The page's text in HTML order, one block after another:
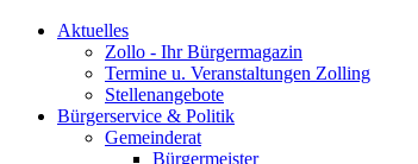
Aktuelles
Zollo - Ihr Bürgermagazin
Termine u. Veranstaltungen Zolling
Stellenangebote
Bürgerservice & Politik
Gemeinderat
Bürgermeister